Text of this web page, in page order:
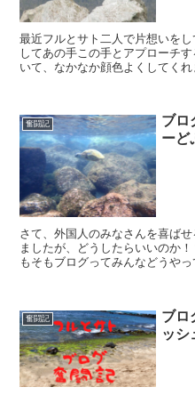
最近フルとサト二人で片想いを
してあの手この手とアプローチ
いて、なかなか顔色よくしてく
奮闘記
ブロ
ーど
さて、外国人のみなさんを喜ば
ましたが、どうしたらいいのか
もそもブログってみんなどうや
奮闘記
ブロ
ッシ